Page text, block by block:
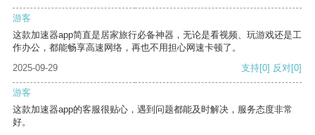
游客
这款加速器app简直是居家旅行必备神器，无论是看视频、玩游戏还是工
作办公，都能畅享高速网络，再也不用担心网速卡顿了。
2025-09-29
支持[0] 反对[0]
游客
这款加速器app的客服很贴心，遇到问题都能及时解决，服务态度非常
好。